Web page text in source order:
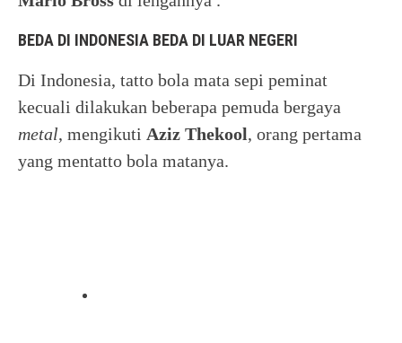
BEDA DI INDONESIA BEDA DI LUAR NEGERI
Di Indonesia, tatto bola mata sepi peminat
kecuali dilakukan beberapa pemuda bergaya
metal, mengikuti Aziz Thekool, orang pertama
yang mentatto bola matanya.